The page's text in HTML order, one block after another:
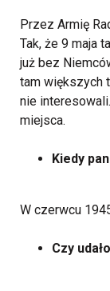
Przez Armię
Tak, że 9 maja
już bez
tam większych
nie
miejsca.
Kiedy
W czerwcu
Czy